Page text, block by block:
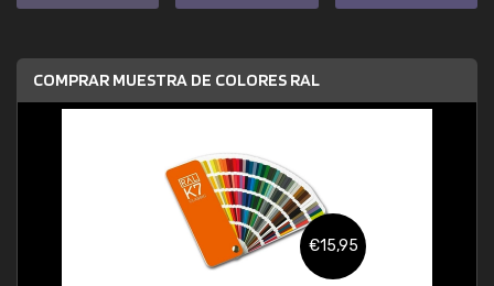
COMPRAR MUESTRA DE COLORES RAL
€15,95